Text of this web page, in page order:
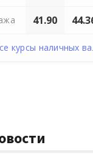
41.90
курсы наличных